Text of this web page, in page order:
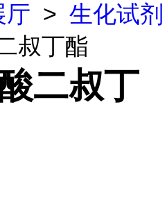
厅 > 生化试剂
叔丁酯
二叔丁